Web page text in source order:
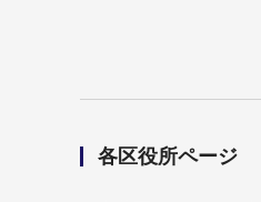
各区役所ページ